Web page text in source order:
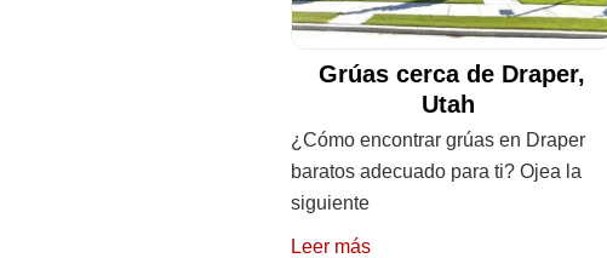
Grúas cerca de Draper,
Utah
¿Cómo encontrar grúas en Draper
baratos adecuado para ti? Ojea la
siguiente
Leer más